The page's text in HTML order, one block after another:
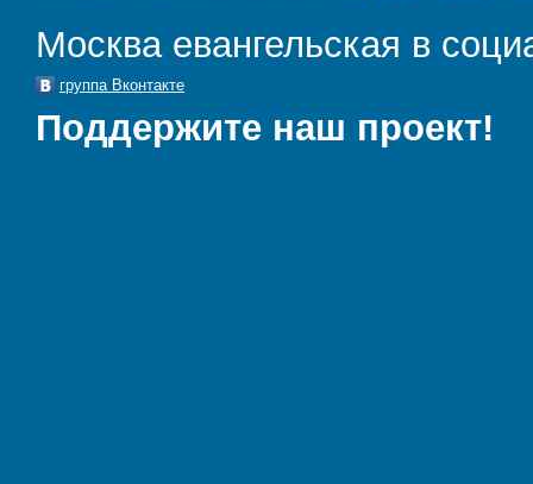
Москва евангельская в
группа Вконтакте
Поддержите наш проект!